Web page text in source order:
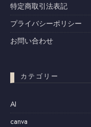
特定商取引法表記
プライバシーポリシー
お問い合わせ
カテゴリー
AI
canva